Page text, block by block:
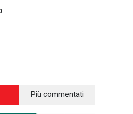
Più commentati